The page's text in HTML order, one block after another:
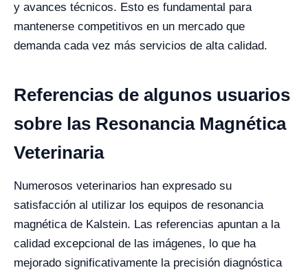
y avances técnicos. Esto es fundamental para
mantenerse competitivos en un mercado que
demanda cada vez más servicios de alta calidad.
Referencias de algunos usuarios
sobre las Resonancia Magnética
Veterinaria
Numerosos veterinarios han expresado su
satisfacción al utilizar los equipos de resonancia
magnética de Kalstein. Las referencias apuntan a la
calidad excepcional de las imágenes, lo que ha
mejorado significativamente la precisión diagnóstica